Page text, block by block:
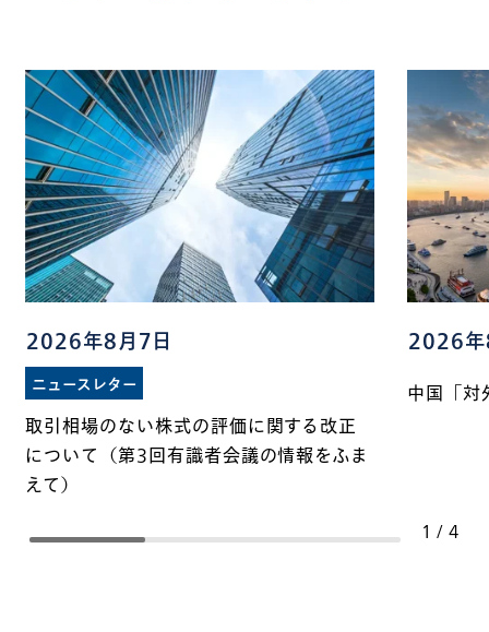
2026年8月7日
ニュースレター
取引相場のない株式の評価に関する改正
について（第3回有識者会議の情報をふま
えて）
2026年
中国「対
1 /4